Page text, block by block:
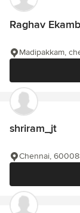
Raghav
Madipakkam,
shriram_jt
Chennai,